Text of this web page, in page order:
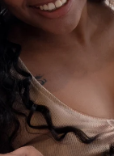
I
I
Tech Elixir
Set
Deutsch
Italiano
Svenska
简体中文